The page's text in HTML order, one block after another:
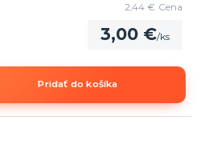
3,00 €/ks
2,44 € Cena
Pridať do košíka